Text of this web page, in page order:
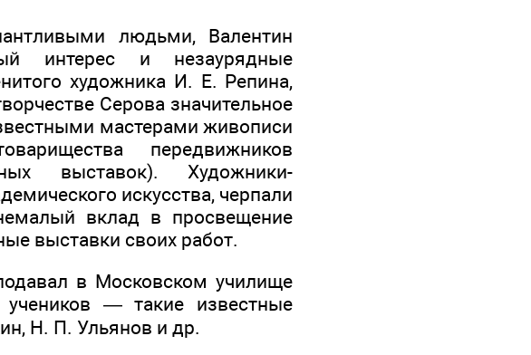
людьми, Валентин
интерес и незаурядные
художника И. Е. Репина,
Серова значительное
мастерами живописи
передвижников
выставок). Художники-
искусства, черпали
вклад в просвещение
выставки своих работ.
в Московском училище
— такие известные
Н. П. Ульянов и др.